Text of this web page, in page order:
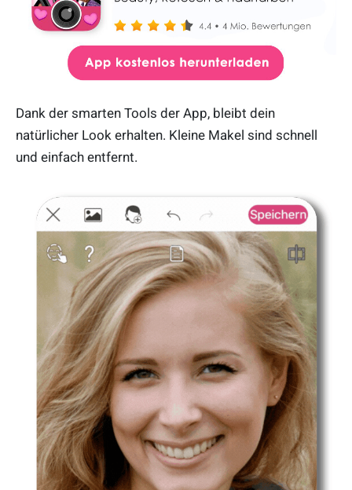
Dank der smarten Tools der App, bleibt dein
natürlicher Look erhalten. Kleine Makel sind schnell
und einfach entfernt.